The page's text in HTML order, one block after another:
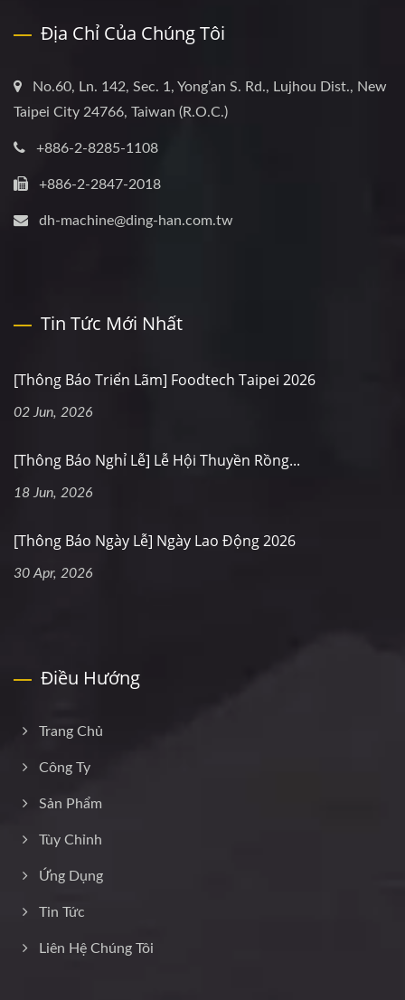
Địa Chỉ Của Chúng Tôi
No.60, Ln. 142, Sec. 1, Yong’an S. Rd., Lujhou Dist., New
Taipei City 24766, Taiwan (R.O.C.)
+886-2-8285-1108
+886-2-2847-2018
dh-machine@ding-han.com.tw
Tin Tức Mới Nhất
[Thông Báo Triển Lãm] Foodtech Taipei 2026
02 Jun, 2026
[Thông Báo Nghỉ Lễ] Lễ Hội Thuyền Rồng...
18 Jun, 2026
[Thông Báo Ngày Lễ] Ngày Lao Động 2026
30 Apr, 2026
Điều Hướng
Trang Chủ
Công Ty
Sản Phẩm
Tùy Chỉnh
Ứng Dụng
Tin Tức
Liên Hệ Chúng Tôi